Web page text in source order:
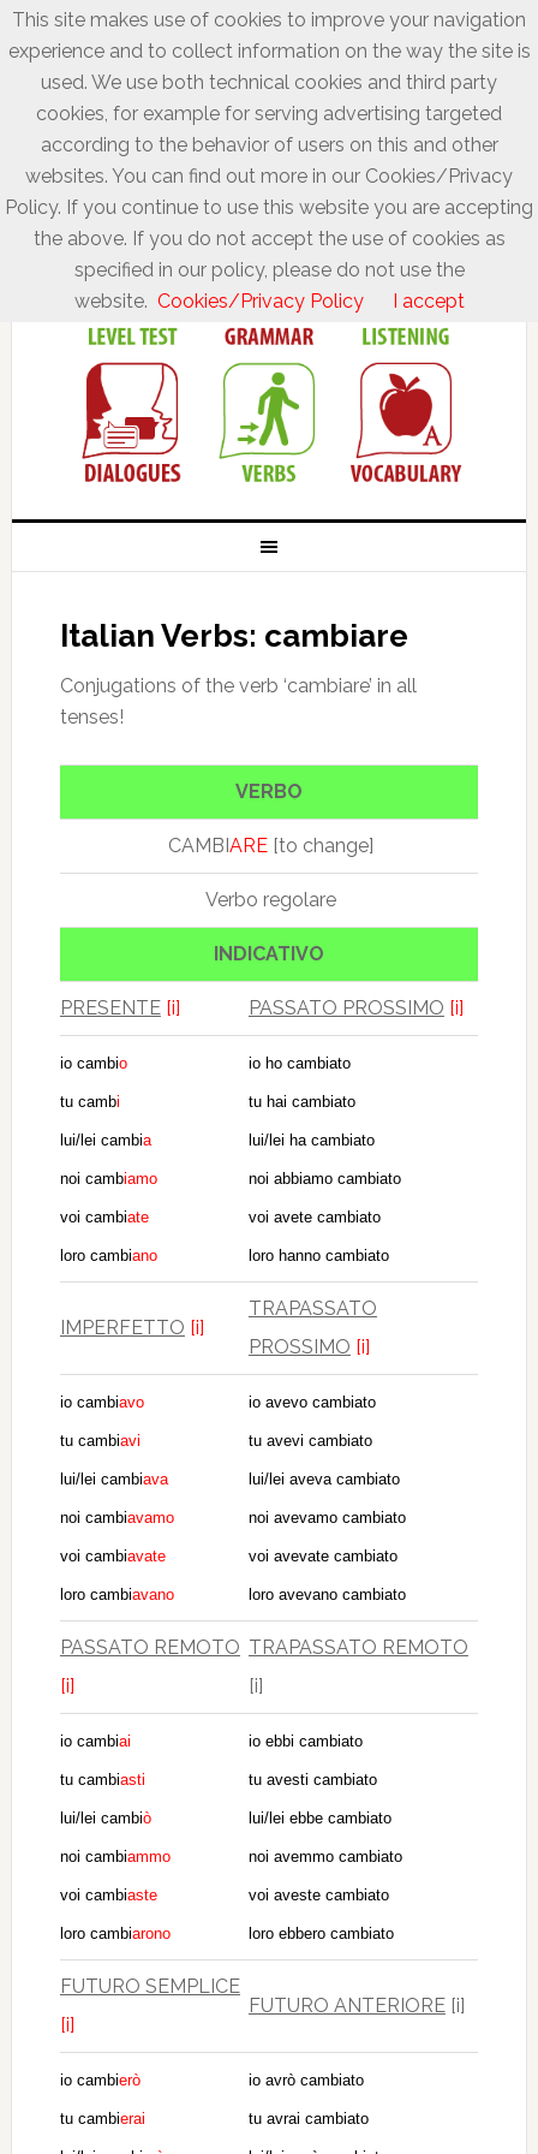
Italian Verbs: cambiare
Conjugations of the verb ‘cambiare’ in all
tenses!
VERBO
CAMBIARE [to change]
Verbo regolare
INDICATIVO
PRESENTE [i] PASSATO PROSSIMO [i]
io cambio
tu cambi
lui/lei cambia
noi cambiamo
voi cambiate
loro cambiano
io ho cambiato
tu hai cambiato
lui/lei ha cambiato
noi abbiamo cambiato
voi avete cambiato
loro hanno cambiato
IMPERFETTO [i]
TRAPASSATO
PROSSIMO [i]
io cambiavo
tu cambiavi
lui/lei cambiava
noi cambiavamo
voi cambiavate
loro cambiavano
io avevo cambiato
tu avevi cambiato
lui/lei aveva cambiato
noi avevamo cambiato
voi avevate cambiato
loro avevano cambiato
PASSATO REMOTO
[i]
TRAPASSATO REMOTO
[i]
io cambiai
tu cambiasti
lui/lei cambiò
noi cambiammo
voi cambiaste
loro cambiarono
io ebbi cambiato
tu avesti cambiato
lui/lei ebbe cambiato
noi avemmo cambiato
voi aveste cambiato
loro ebbero cambiato
FUTURO SEMPLICE
[i]
FUTURO ANTERIORE[i]
io cambierò
tu cambierai
io avrò cambiato
tu avrai cambiato
This site makes use of cookies to improve your navigation
experience and to collect information on the way the site is
used. We use both technical cookies and third party
cookies, for example for serving advertising targeted
according to the behavior of users on this and other
websites. You can find out more in our Cookies/Privacy
Policy. If you continue to use this website you are accepting
the above. If you do not accept the use of cookies as
specified in our policy, please do not use the
website. Cookies/Privacy Policy I accept